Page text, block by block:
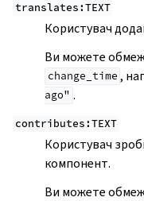
translates:TEXT
Користувач
Ви можете
change_time ,
ago" .
contributes:TEXT
Користувач
компонент.
Ви можете